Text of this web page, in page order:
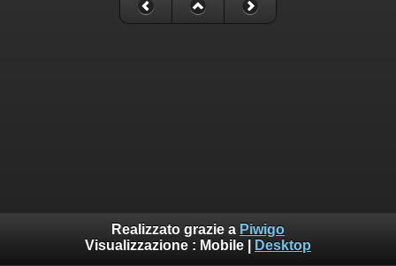
Realizzato grazie a Piwigo
Visualizzazione : Mobile Desktop